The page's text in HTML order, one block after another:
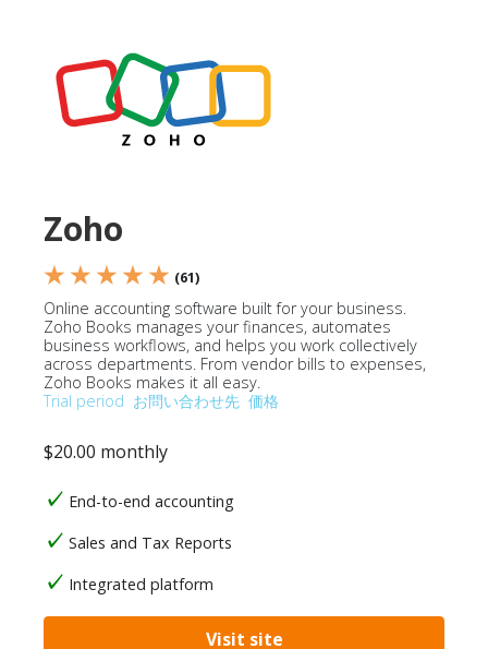
Zoho
★ ★ ★ ★ ★ (61)
Online accounting software built for your business.
Zoho Books manages your finances, automates
business workflows, and helps you work collectively
across departments. From vendor bills to expenses,
Zoho Books makes it all easy.
Trial period お問い合わせ先 価格
$20.00 monthly
End-to-end accounting
Sales and Tax Reports
Integrated platform
Visit site